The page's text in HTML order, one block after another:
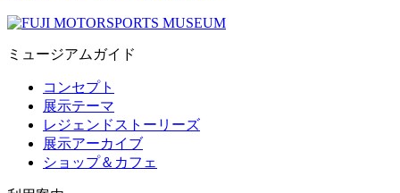
ミュージアムガイド
コンセプト
展示テーマ
レジェンドストーリーズ
展示アーカイブ
ショップ＆カフェ